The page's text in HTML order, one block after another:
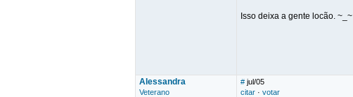
Isso deixa a gente locão. ~_~
Alessandra
Veterano
# jul/05
citar · votar